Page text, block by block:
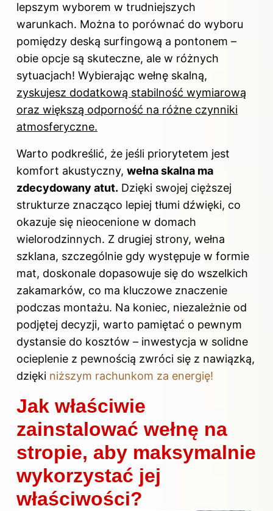
lepszym wyborem w trudniejszych
warunkach. Można to porównać do wyboru
pomiędzy deską surfingową a pontonem –
obie opcje są skuteczne, ale w różnych
sytuacjach! Wybierając wełnę skalną,
zyskujesz dodatkową stabilność wymiarową
oraz większą odporność na różne czynniki
atmosferyczne.
Warto podkreślić, że jeśli priorytetem jest
komfort akustyczny, wełna skalna ma
zdecydowany atut. Dzięki swojej cięższej
strukturze znacząco lepiej tłumi dźwięki, co
okazuje się nieocenione w domach
wielorodzinnych. Z drugiej strony, wełna
szklana, szczególnie gdy występuje w formie
mat, doskonale dopasowuje się do wszelkich
zakamarków, co ma kluczowe znaczenie
podczas montażu. Na koniec, niezależnie od
podjętej decyzji, warto pamiętać o pewnym
dystansie do kosztów – inwestycja w solidne
ocieplenie z pewnością zwróci się z nawiązką,
dzięki niższym rachunkom za energię!
Jak właściwie
zainstalować wełnę na
stropie, aby maksymalnie
wykorzystać jej
właściwości?